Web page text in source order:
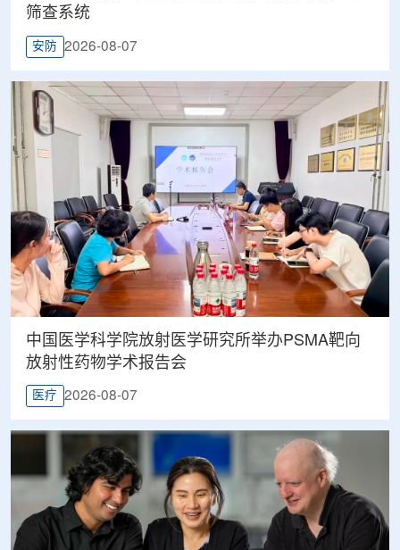
筛查系统
安防 2026-08-07
中国医学科学院放射医学研究所举办PSMA靶向
放射性药物学术报告会
医疗 2026-08-07